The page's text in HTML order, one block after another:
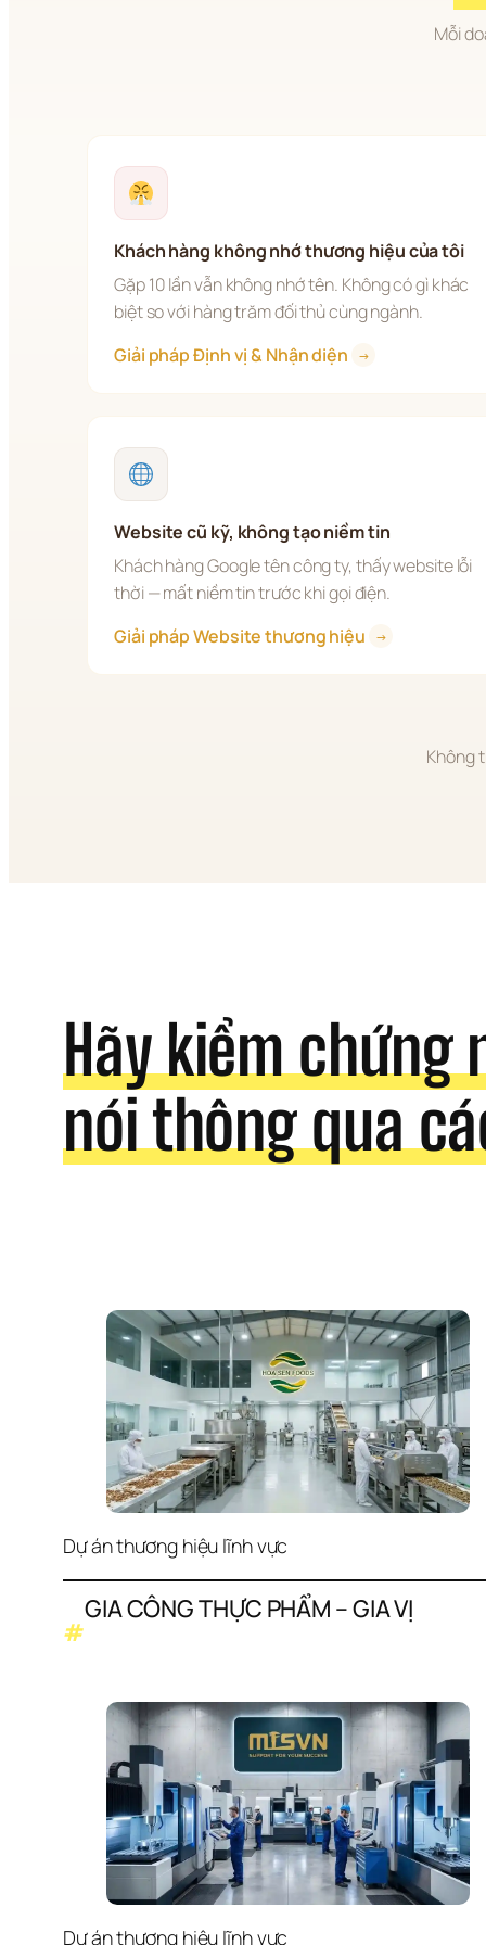
Mỗi
Khách hàng không nhớ thương hiệu của tôi
Gặp 10 lần vẫn không nhớ tên. Không có gì khác
biệt so với hàng trăm đối thủ cùng ngành.
Giải pháp Định vị & Nhận diện
→
Website cũ kỹ, không tạo niềm tin
Khách hàng Google tên công ty, thấy website lỗi
thời — mất niềm tin trước khi gọi điện.
Giải pháp Website thương hiệu
→
Không
Hãy kiểm chứng
nói thông qua
Dự án thương hiệu lĩnh vực
#
GIA CÔNG THỰC PHẨM – GIA VỊ
Dự án thương hiệu lĩnh vực